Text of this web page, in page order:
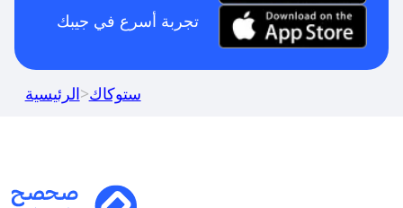
تجربة أسرع في جيبك
الرئيسية>ستوكاك